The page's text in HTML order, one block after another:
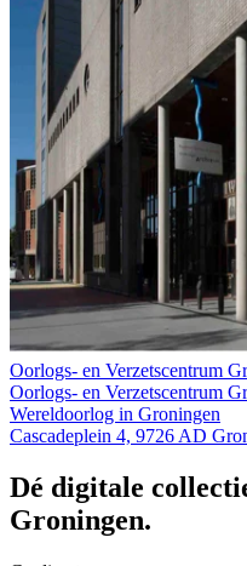
Oorlogs- en Verzetscentrum
Oorlogs- en Verzetscentrum
Wereldoorlog in Groningen
Cascadeplein 4, 9726 AD
Dé digitale
Groningen.